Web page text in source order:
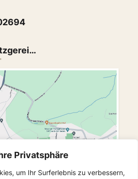
Privatsphäre
um Ihr Surferlebnis zu verbessern,